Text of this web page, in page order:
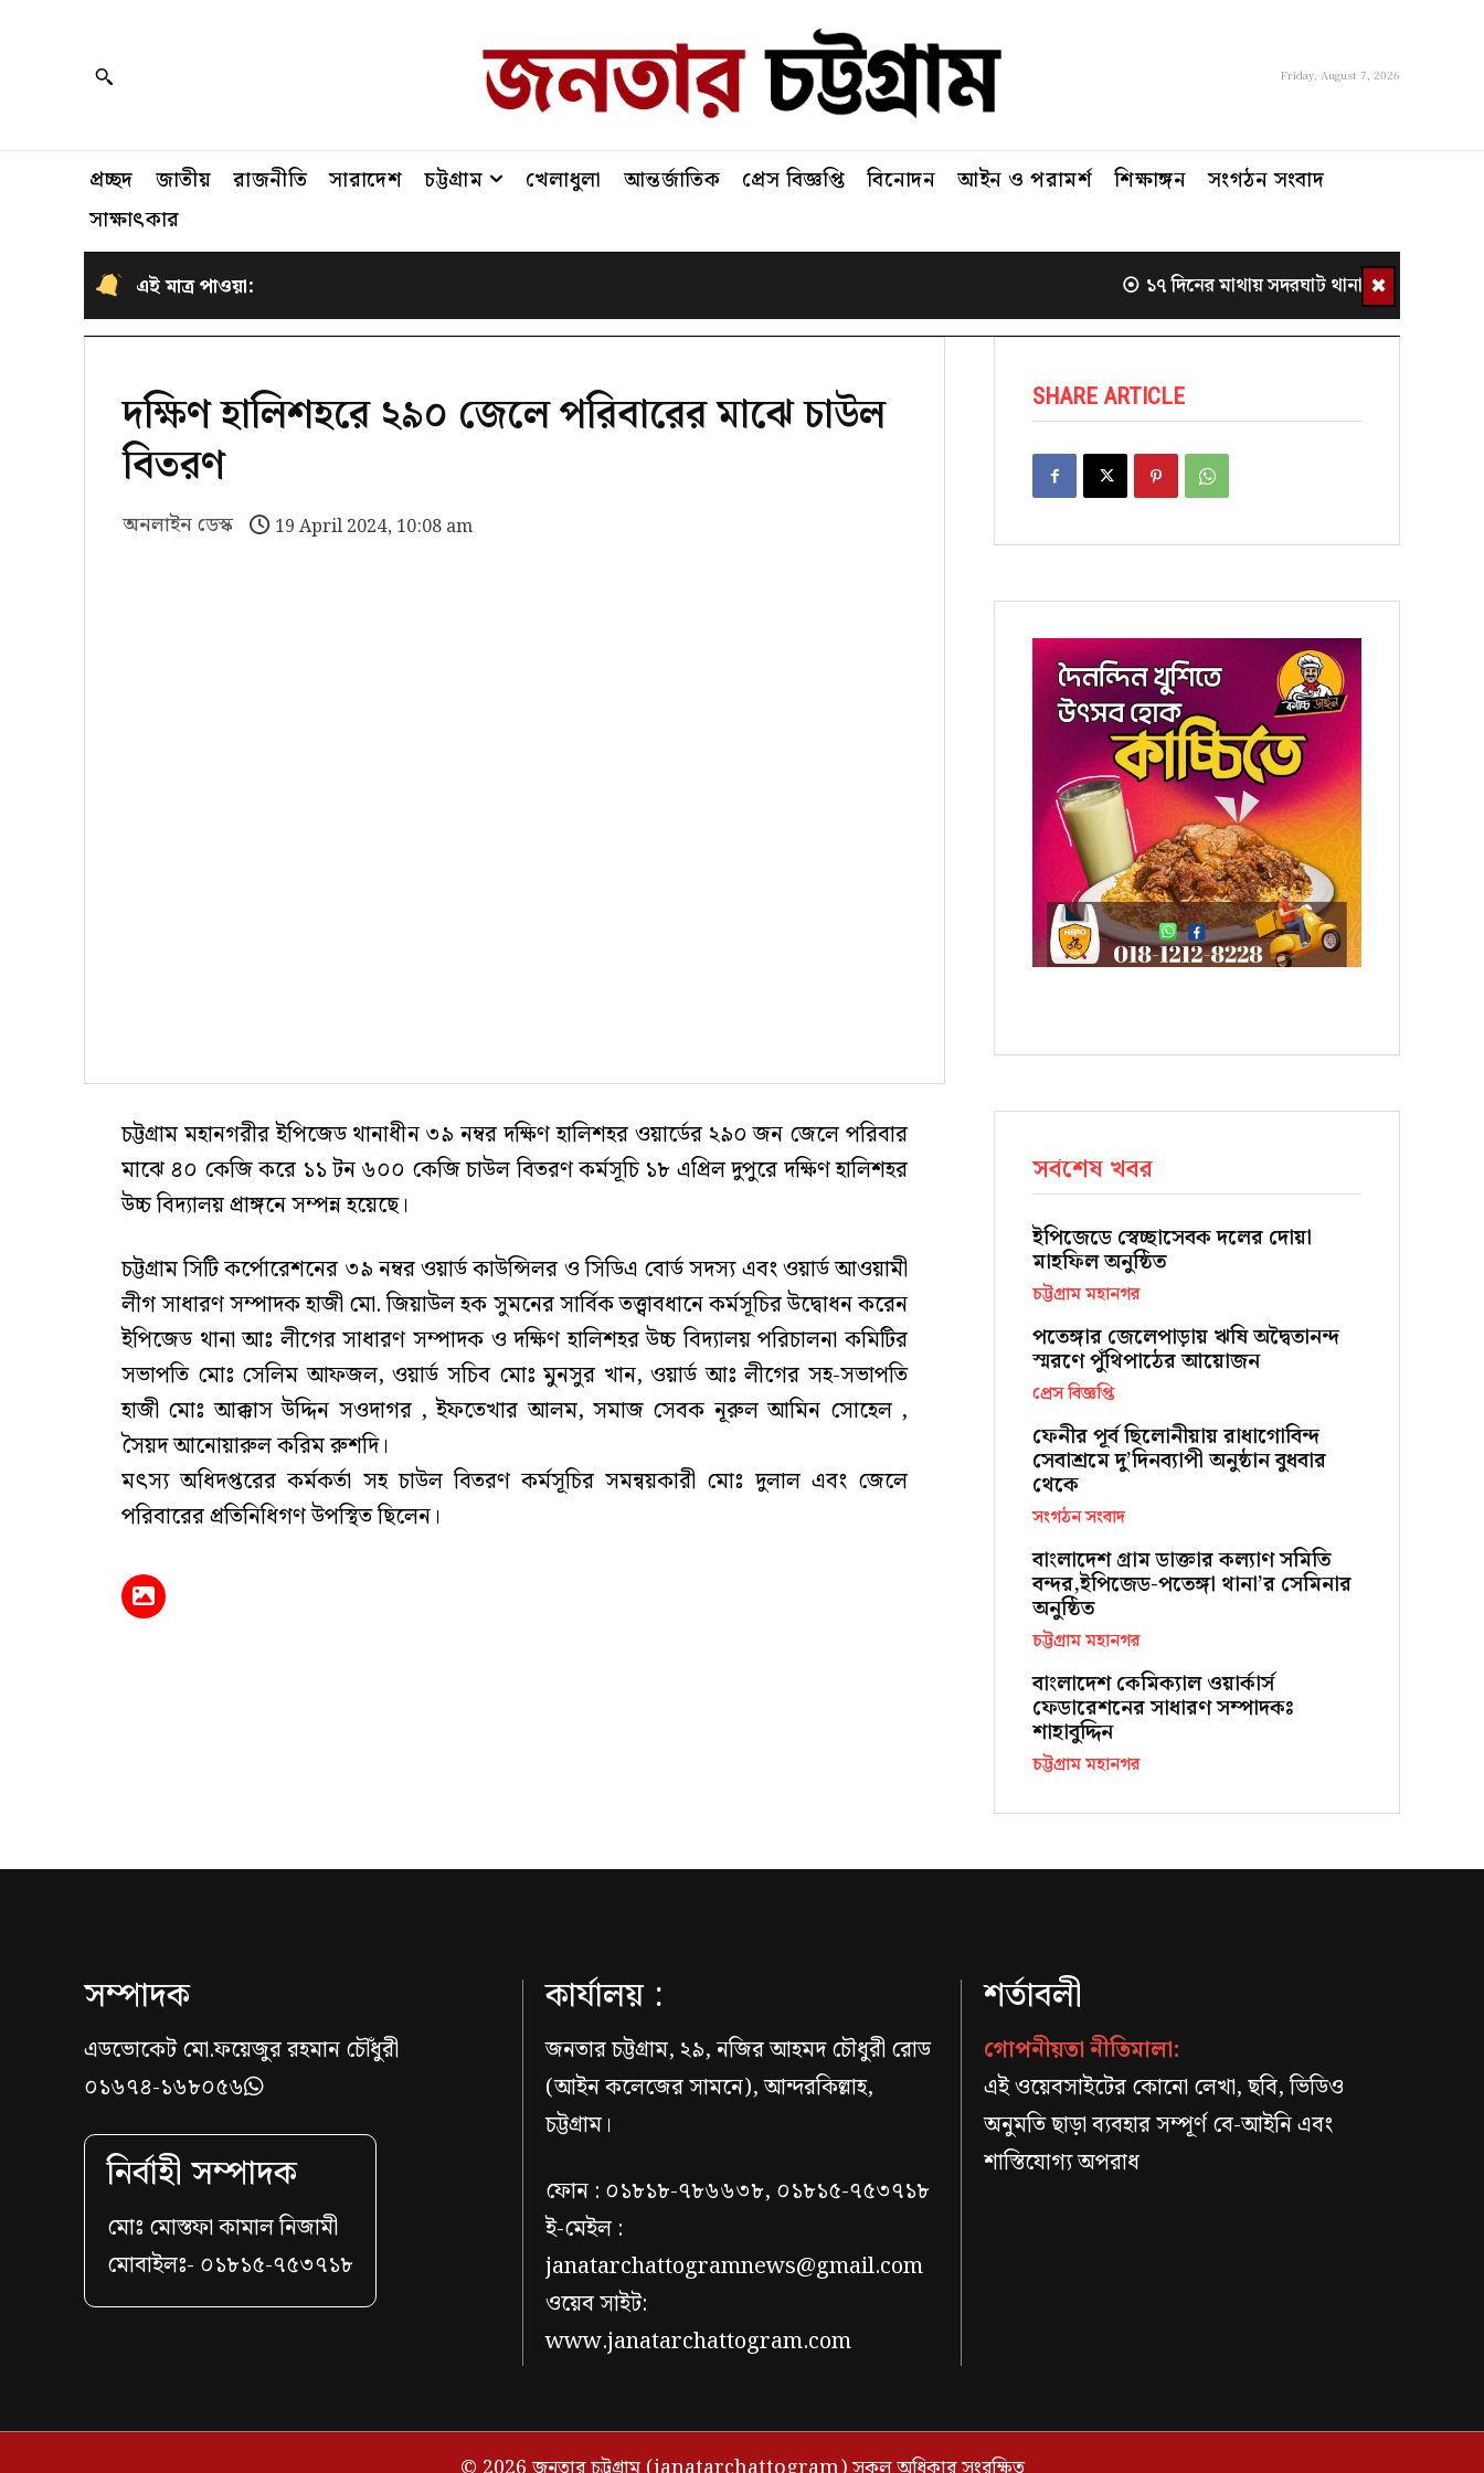
Friday, August 7, 2026
প্রচ্ছদ জাতীয় রাজনীতি সারাদেশ চট্টগ্রাম খেলাধুলা আন্তর্জাতিক প্রেস বিজ্ঞপ্তি বিনোদন আইন ও পরামর্শ শিক্ষাঙ্গন
সংগঠন সংবাদ
সাক্ষাৎকার
এই মাত্র পাওয়া: ১৭ দিনের মাথায় সদরঘাট থানা থেকে সরলেন
✖
দক্ষিণ হালিশহরে ২৯০ জেলে পরিবারের মাঝে চাউল
বিতরণ
অনলাইন ডেস্ক 19 April 2024, 10:08 am
চট্টগ্রাম মহানগরীর ইপিজেড থানাধীন ৩৯ নম্বর দক্ষিণ হালিশহর ওয়ার্ডের ২৯০ জন জেলে পরিবার
মাঝে ৪০ কেজি করে ১১ টন ৬০০ কেজি চাউল বিতরণ কর্মসূচি ১৮ এপ্রিল দুপুরে দক্ষিণ হালিশহর
উচ্চ বিদ্যালয় প্রাঙ্গনে সম্পন্ন হয়েছে।
চট্টগ্রাম সিটি কর্পোরেশনের ৩৯ নম্বর ওয়ার্ড কাউন্সিলর ও সিডিএ বোর্ড সদস্য এবং ওয়ার্ড আওয়ামী
লীগ সাধারণ সম্পাদক হাজী মো. জিয়াউল হক সুমনের সার্বিক তত্ত্বাবধানে কর্মসূচির উদ্বোধন করেন
ইপিজেড থানা আঃ লীগের সাধারণ সম্পাদক ও দক্ষিণ হালিশহর উচ্চ বিদ্যালয় পরিচালনা কমিটির
সভাপতি মোঃ সেলিম আফজল, ওয়ার্ড সচিব মোঃ মুনসুর খান, ওয়ার্ড আঃ লীগের সহ-সভাপতি
হাজী মোঃ আক্কাস উদ্দিন সওদাগর , ইফতেখার আলম, সমাজ সেবক নূরুল আমিন সোহেল ,
সৈয়দ আনোয়ারুল‌ করিম রুশদি।
মৎস্য অধিদপ্তরের কর্মকর্তা সহ চাউল বিতরণ কর্মসূচির সমন্বয়কারী মোঃ দুলাল এবং জেলে
পরিবারের প্রতিনিধিগণ উপস্থিত ছিলেন।
SHARE ARTICLE
সর্বশেষ খবর
ইপিজেডে স্বেচ্ছাসেবক দলের দোয়া
মাহফিল অনুষ্ঠিত
চট্টগ্রাম মহানগর
পতেঙ্গার জেলেপাড়ায় ঋষি অদ্বৈতানন্দ
স্মরণে পুঁথিপাঠের আয়োজন
প্রেস বিজ্ঞপ্তি
ফেনীর পূর্ব ছিলোনীয়ায় রাধাগোবিন্দ
সেবাশ্রমে দু’দিনব্যাপী অনুষ্ঠান বুধবার
থেকে
সংগঠন সংবাদ
বাংলাদেশ গ্রাম ডাক্তার কল্যাণ সমিতি
বন্দর,ইপিজেড-পতেঙ্গা থানা’র সেমিনার
অনুষ্ঠিত
চট্টগ্রাম মহানগর
বাংলাদেশ কেমিক্যাল ওয়ার্কার্স
ফেডারেশনের সাধারণ সম্পাদকঃ
শাহাবুদ্দিন
চট্টগ্রাম মহানগর
সম্পাদক
এডভোকেট মো.ফয়েজুর রহমান চৌঁধুরী
০১৬৭৪-১৬৮০৫৬
নির্বাহী সম্পাদক
মোঃ মোস্তফা কামাল নিজামী
মোবাইলঃ- ০১৮১৫-৭৫৩৭১৮
কার্যালয় :
জনতার চট্টগ্রাম, ২৯, নজির আহমদ চৌধুরী রোড
(আইন কলেজের সামনে), আন্দরকিল্লাহ,
চট্টগ্রাম।
ফোন : ০১৮১৮-৭৮৬৬৩৮, ০১৮১৫-৭৫৩৭১৮
ই-মেইল :
janatarchattogramnews@gmail.com
ওয়েব সাইট:
www.janatarchattogram.com
শর্তাবলী
গোপনীয়তা নীতিমালা:
এই ওয়েবসাইটের কোনো লেখা, ছবি, ভিডিও
অনুমতি ছাড়া ব্যবহার সম্পূর্ণ বে-আইনি এবং
শাস্তিযোগ্য অপরাধ